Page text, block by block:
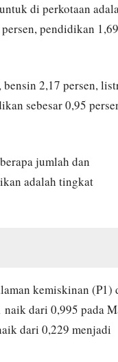
di perkotaan
pendidikan 1,69
bensin 2,17 persen,
sebesar 0,95
jumlah dan
adalah tingkat
kemiskinan (P1)
dari 0,995 pada
dari 0,229 menjadi